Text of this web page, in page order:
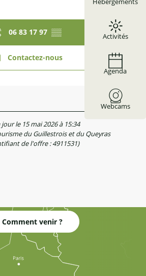
Activités
Agenda
Webcams
06 83 17 97 ▒▒
Contactez-nous
jour le 15 mai 2026 à 15:34
du Guillestrois et du Queyras
de l'offre :4911531)
Comment venir ?